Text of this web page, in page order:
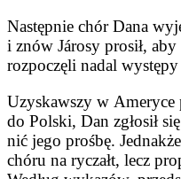
Następnie chór Dana
i znów Járosy prosił,
rozpoczęli nadal
Uzyskawszy w Ameryce
do Polski, Dan zgłosił
nić jego prośbę.
chóru na ryczałt, lecz